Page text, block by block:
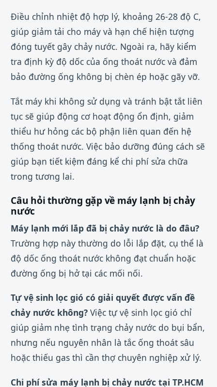
Điều chỉnh nhiệt độ hợp lý, khoảng 26-28 độ C,
giúp giảm tải cho máy và hạn chế hiện tượng
đóng tuyết gây chảy nước. Ngoài ra, hãy kiểm
tra định kỳ độ dốc của ống thoát nước và đảm
bảo đường ống không bị chèn ép hoặc gãy vỡ.
Tắt máy khi không sử dụng và tránh bật tắt liên
tục sẽ giúp động cơ hoạt động ổn định, giảm
thiểu hư hỏng các bộ phận liên quan đến hệ
thống thoát nước. Việc bảo dưỡng đúng cách sẽ
giúp bạn tiết kiệm đáng kể chi phí sửa chữa
trong tương lai.
Câu hỏi thường gặp về máy lạnh bị chảy
nước
Máy lạnh mới lắp đã bị chảy nước là do đâu?
Trường hợp này thường do lỗi lắp đặt, cụ thể là
độ dốc ống thoát nước không đạt chuẩn hoặc
đường ống bị hở tại các mối nối.
Tự vệ sinh lọc gió có giải quyết được vấn đề
chảy nước không? Việc tự vệ sinh lọc gió chỉ
giúp giảm nhẹ tình trạng chảy nước do bụi bẩn,
nhưng nếu nguyên nhân là tắc ống thoát sâu
hoặc thiếu gas thì cần thợ chuyên nghiệp xử lý.
Chi phí sửa máy lạnh bị chảy nước tại TP.HCM